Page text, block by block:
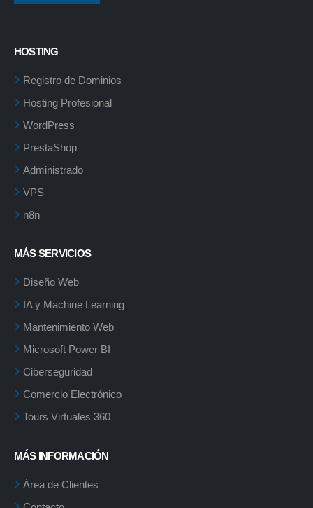
HOSTING
Registro de Dominios
Hosting Profesional
WordPress
PrestaShop
Administrado
VPS
n8n
MÁS SERVICIOS
Diseño Web
IA y Machine Learning
Mantenimiento Web
Microsoft Power BI
Ciberseguridad
Comercio Electrónico
Tours Virtuales 360
MÁS INFORMACIÓN
Área de Clientes